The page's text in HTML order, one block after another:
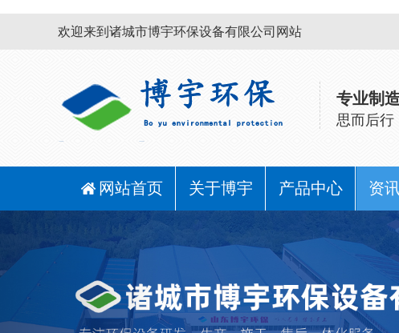
欢迎来到诸城市博宇环保设备有限公司网站
专业制
思而后行
网站首页 关于博宇 产品中心
压榨生产线
资
公
行
常